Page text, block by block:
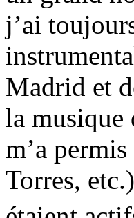
j’ai
Madrid et
la musique
m’a
Torres,